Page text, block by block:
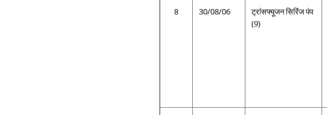
8 30/08/06
ट्रांसफ्यूजन सिरिंज पंप
(9)